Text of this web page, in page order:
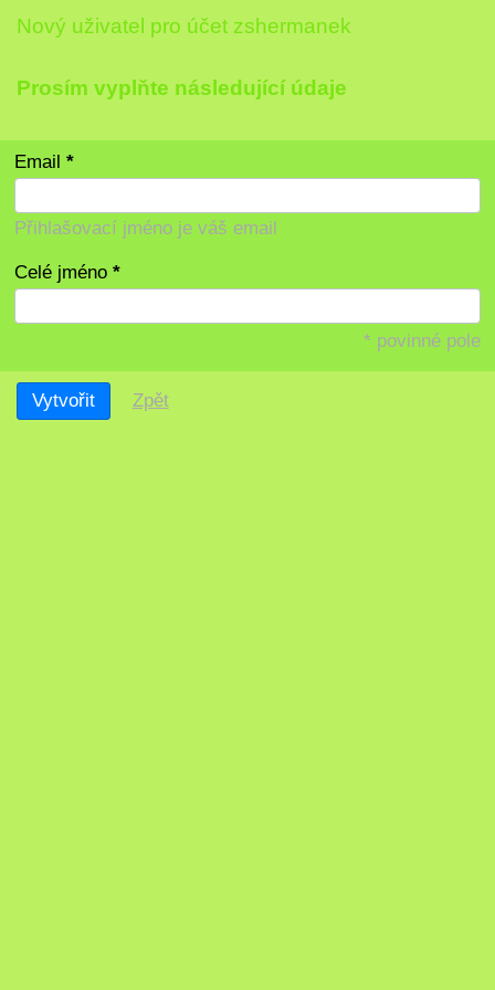
Nový uživatel pro účet zshermanek
Prosím vyplňte následující údaje
Email
Přihlašovací jméno je váš email
Celé jméno
* povinné pole
Zpět